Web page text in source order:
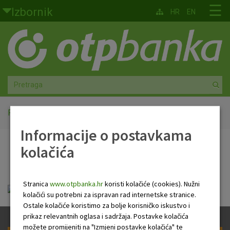
Skoči na glavni sadržaj
Izbornik
Građani
Privatno bankarstvo
Agro
Mala poduzeća i obrtnici
Srednja i velika poduzeća
Faktoring
O nama
☰
HR EN
Početna
Newsletter
HR Newsletter 5 12 2019 .pdf
Informacije o postavkama
kolačića
Stranica www.otpbanka.hrkoristi kolačiće (cookies). Nužni
kolačići su potrebni za ispravan rad internetske stranice.
Ostale kolačiće koristimo za bolje korisničko iskustvo i
prikaz relevantnih oglasa i sadržaja. Postavke kolačića
možete promijeniti na "Izmjeni postavke kolačića" te